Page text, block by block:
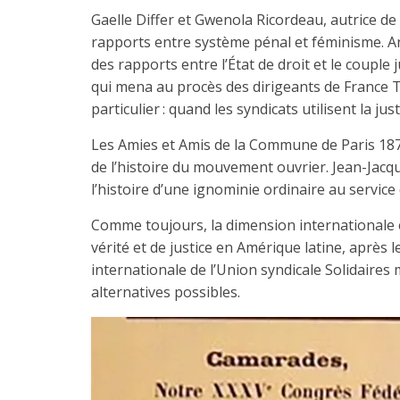
Gaelle Differ et Gwenola Ricordeau, autrice
rapports entre système pénal et féminisme.
des rapports entre l’État de droit et le
qui mena au procès des dirigeants de
particulier : quand les syndicats utilisent la
Les Amies et Amis de la Commune de Paris
de l’histoire du mouvement ouvrier. Jean-
l’histoire d’une ignominie ordinaire au
Comme toujours, la dimension
vérité et de justice en Amérique latine, après
internationale de l’Union syndicale
alternatives possibles.